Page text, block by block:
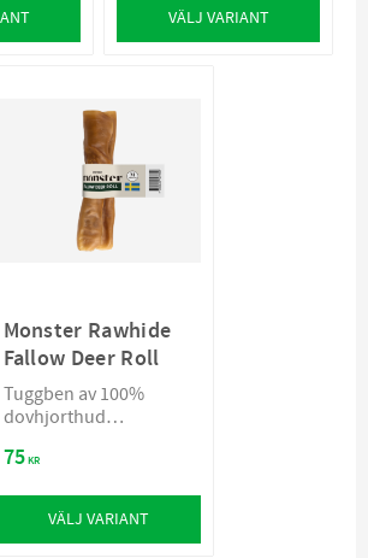
VÄLJ VARIANT
Monster Rawhide
Fallow Deer Roll
Tuggben av 100%
dovhjorthud
75KR
VÄLJ VARIANT